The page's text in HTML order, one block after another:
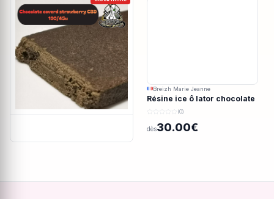
Breizh Marie Jeanne
Résine ice ô lator chocolate
covered strawberry CBD
(0)
dès30.00€